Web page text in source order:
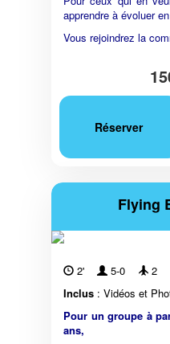
apprendre à évoluer
Vous rejoindrez la
Réserver
Flying
2' 5-0
2
Inclus : Vidéos et
Pour un groupe à
ans,